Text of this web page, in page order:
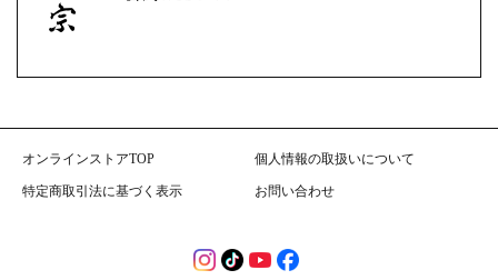
オンラインストアTOP 個人情報の取扱いについて
特定商取引法に基づく表示 お問い合わせ